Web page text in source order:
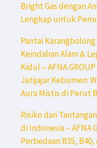
Bright Gas dengan
Lengkap untuk
Pantai
Keindahan Alam &
Kidul – AFNA GROUP
Jatijajar Kebumen:
Aura Mistis di Perut
Risiko dan
di Indonesia – AFNA
Perbedaan B35, B40,